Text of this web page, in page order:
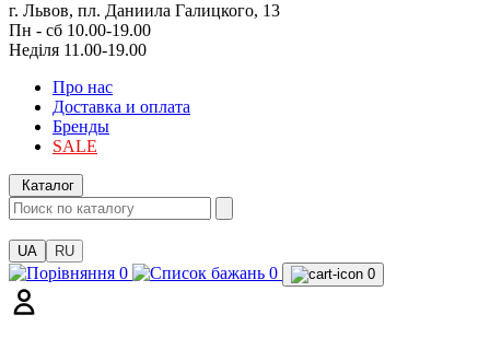
г. Львов, пл. Даниила Галицкого, 13
Пн - сб 10.00-19.00
Неділя 11.00-19.00
Про нас
Доставка и оплата
Бренды
SALE
Каталог
UA RU
0 0 0